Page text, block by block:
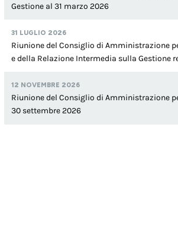
Gestione al 31 marzo 2026
31 LUGLIO 2026
Riunione del Consiglio di Amministrazione
e della Relazione Intermedia sulla Gestione
12 NOVEMBRE 2026
Riunione del Consiglio di Amministrazione
30 settembre 2026